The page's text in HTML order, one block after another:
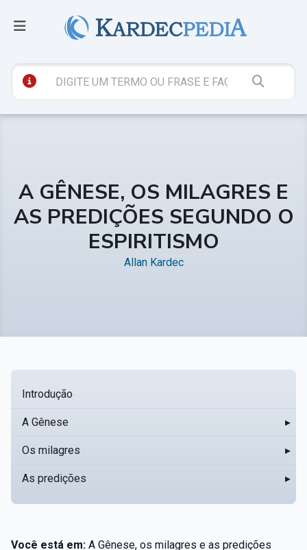
A GÊNESE, OS MILAGRES E
AS PREDIÇÕES SEGUNDO O
ESPIRITISMO
Allan Kardec
Introdução
A Gênese ▸
Os milagres ▸
As predições ▸
Você está em: A Gênese, os milagres e as predições